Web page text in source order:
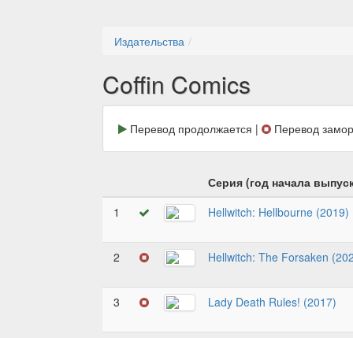
Издательства
Coffin Comics
Перевод продолжается | Перевод
Серия (год начала
1
Hellwitch: Hellbourne (2019)
2 Hellwitch: The Forsaken
3 Lady Death Rules! (2017)